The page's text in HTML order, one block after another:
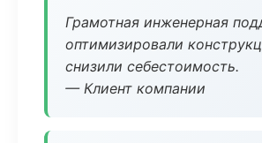
Грамотная инженерная
оптимизировали
снизили себестоимость.
— Клиент компании